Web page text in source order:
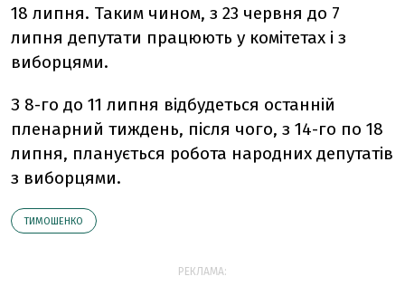
18 липня. Таким чином, з 23 червня до 7
липня депутати працюють у комітетах і з
виборцями.
З 8-го до 11 липня відбудеться останній
пленарний тиждень, після чого, з 14-го по 18
липня, планується робота народних депутатів
з виборцями.
ТИМОШЕНКО
РЕКЛАМА: